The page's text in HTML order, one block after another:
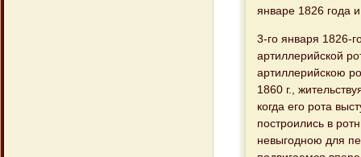
январе 1826 года
3-го января 1826-
артиллерийской
артиллерийскою
1860 г.,
когда его рота
построились в
невыгодною для